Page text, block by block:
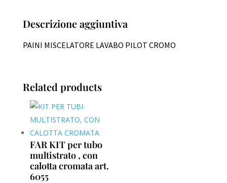
Descrizione aggiuntiva
PAINI MISCELATORE LAVABO PILOT CROMO
Related products
FAR KIT per tubo
multistrato , con
calotta cromata art.
6055